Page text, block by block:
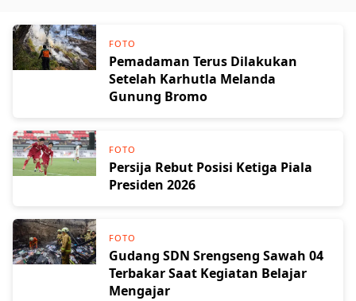
FOTO
Pemadaman Terus Dilakukan
Setelah Karhutla Melanda
Gunung Bromo
FOTO
Persija Rebut Posisi Ketiga Piala
Presiden 2026
FOTO
Gudang SDN Srengseng Sawah 04
Terbakar Saat Kegiatan Belajar
Mengajar